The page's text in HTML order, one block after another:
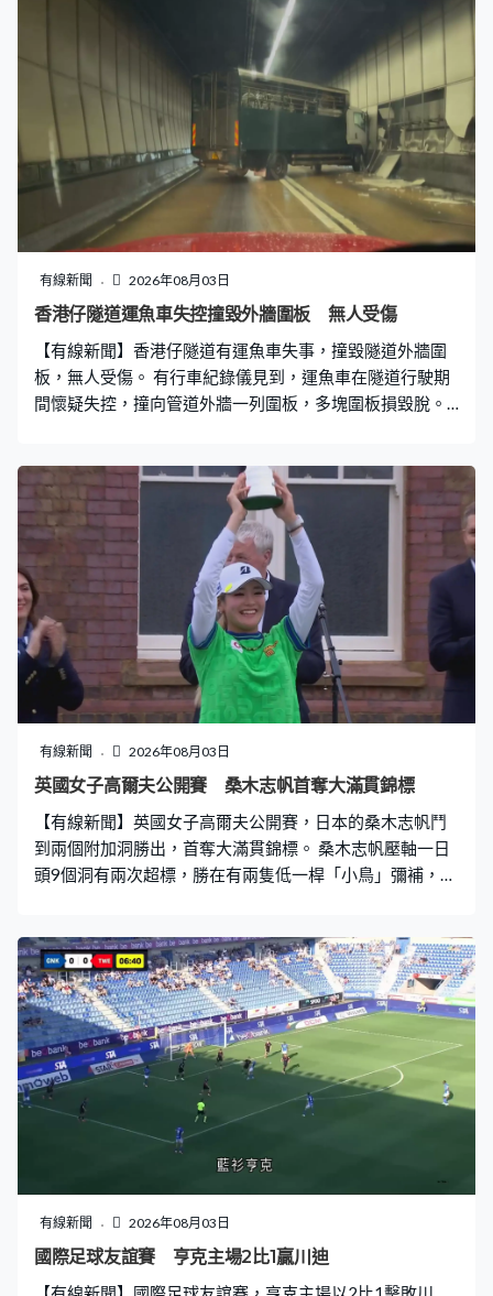
件過季貨品，包括123個銀包及601個手袋。 法官判刑時
指貨品銷毀前會拆走標籤，不可能以原價轉售，加上涉案
貨品是過季款式並已銷毀，採納以約800萬生產價作量刑
考慮；考慮到吳耀倫在四人中職位最高，擁有載貨電梯密
碼，獲公司較高信任，相信是案中主腦，加上涉案貨品數
量多，判監7年；而案發時已離職的張家偉不涉及違反誠
信，但負責租用貨倉和貨車，比起單純運貨，參與度較
高，判監5年3個月。 至於何東山和何子賢早前已認罪，法
官指他們違反誠信，但兩人都沒有載貨電梯的密碼，工作
時也有保安監管，顯示公司對他們的信任不高；加上認
罪，扣減刑期三份一，判監四年。 法官考慮到審訊延誤至
今近十年，與各被告無關，為對他們構成壓力，給予8至9
月的刑期扣減。
有線新聞 2026年08月03日
香港仔隧道運魚車失控撞毀外牆圍板 無人受傷
【有線新聞】香港仔隧道有運魚車失事，撞毀隧道外牆圍
板，無人受傷。 有行車紀錄儀見到，運魚車在隧道行駛期
間懷疑失控，撞向管道外牆一列圍板，多塊圍板損毀脫。
有線新聞 2026年08月03日
英國女子高爾夫公開賽 桑木志帆首奪大滿貫錦標
【有線新聞】英國女子高爾夫公開賽，日本的桑木志帆鬥
到兩個附加洞勝出，首奪大滿貫錦標。 桑木志帆壓軸一日
頭9個洞有兩次超標，勝在有兩隻低一桿「小鳥」彌補，這
終排第3。「一姐」娜莉歌達這日捉到6隻「小鳥」，但第
6洞超標兩桿，未能一年內3奪大滿貫，並列第4名完成。
桑木志帆最大對手是德國的軒絲列特，全日有5隻「小
鳥」，包括畫面中第15洞。壓軸的第18洞桑木志帆看得肉
緊，軒絲列特頂住壓力推入再造出「小鳥」，大分同樣是
低5桿的279，要鬥附加洞分勝負。兩人第一次都以標準桿
完成，第二個洞有變數了，軒絲列特第一桿就打到長草
堆，雖然能修正，不過關鍵一桿推失，與冠軍擦身而過，
超標一桿完成。平標準桿就贏，桑木志帆無問題了，首度
成為大滿貫冠軍。日本球手連續兩年捧走英國公開賽錦
標。
有線新聞 2026年08月03日
國際足球友誼賽 亨克主場2比1贏川迪